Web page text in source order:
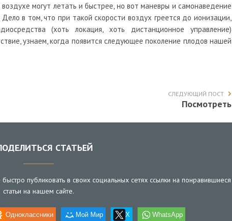
могут летать и быстрее, но вот маневры и самонаведение
в том, что при такой скорости воздух греется до ионизации,
(хоть локация, хоть дистанционное управление)
узнаем, когда появится следующее поколение плодов нашей
СЛЕДУЮЩИЙ ПОСТ
Посмотреть
СТАТЬЕЙ
публиковать в своих социальных сетях ссылки на понравившиеся
статьи на нашем сайте.
Одноклассники Мой Мир X WhatsApp